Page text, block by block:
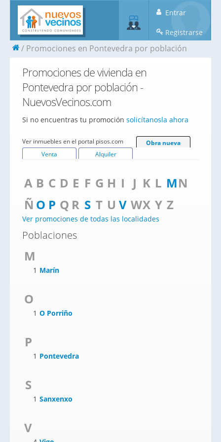
Entrar
Registrarse
Promociones en Pontevedra por población
Promociones de vivienda en
Pontevedra por población -
NuevosVecinos.com
Si no encuentras tu promoción solicítanosla ahora
Ver inmuebles en el portal pisos.com
Obra nueva
Venta
Alquiler
A B C D E F G H I J K L MN
Ñ O P Q R S T U V WX Y Z
Ver promociones de todas las localidades
Poblaciones
M
1 Marín
O
1 O Porriño
P
1 Pontevedra
S
1 Sanxenxo
V